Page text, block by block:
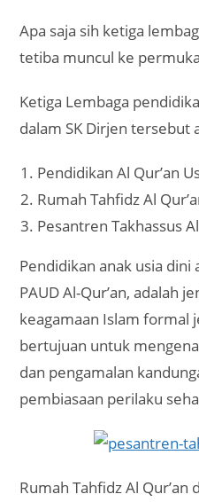
Apa saja sih ketiga
tetiba muncul ke
Ketiga Lembaga
dalam SK Dirjen tersebut
Pendidikan Al Qur’an
Rumah Tahfidz Al
Pesantren Takhassus
Pendidikan anak usia dini
PAUD Al-Qur’an, adalah
keagamaan Islam formal
bertujuan untuk
dan pengamalan
pembiasaan perilaku
Rumah Tahfidz Al Qur’an